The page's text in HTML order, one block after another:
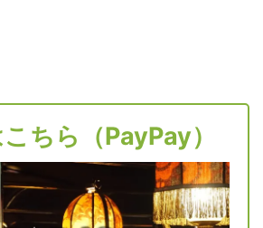
ちら（PayPay）